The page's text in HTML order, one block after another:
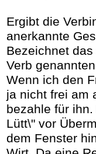
Ergibt die
anerkannte
Bezeichnet
Verb
Wenn ich den
ja nicht frei am
bezahle für
Lütt\" vor
dem Fenster